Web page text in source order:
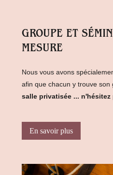
GROUPE ET
MESURE
Nous vous avons
afin que chacun y trouve son
salle privatisée ... n'hésitez
En savoir plus